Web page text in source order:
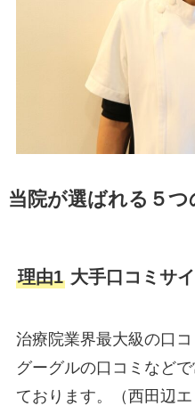
当院が選ばれる５つ
理由1大手口コミサ
治療院業界最大級の口コ
グーグルの口コミなど
ております。（西田辺